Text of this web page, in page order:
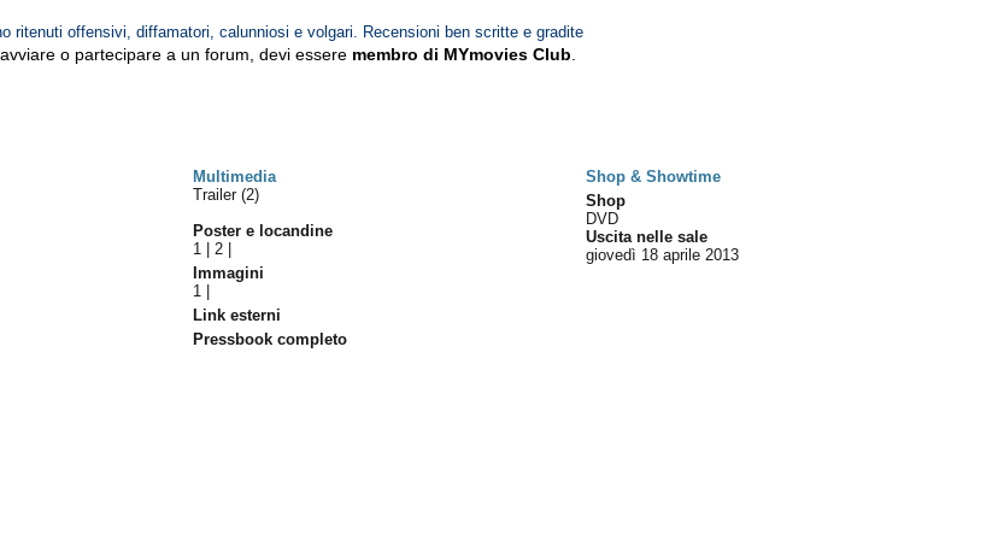
ritenuti offensivi, diffamatori, calunniosi e volgari. Recensioni ben scritte e gradite
o partecipare a un forum, devi essere membro di MYmovies Club
Multimedia
Shop & Showtime
Trailer (2)
Poster e locandine
1 |2
Immagini
1
Link esterni
Pressbook completo
Shop
DVD
Uscita nelle sale
giovedì 18 aprile 2013